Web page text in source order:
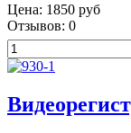
Цена: 1850 руб
Отзывов: 0